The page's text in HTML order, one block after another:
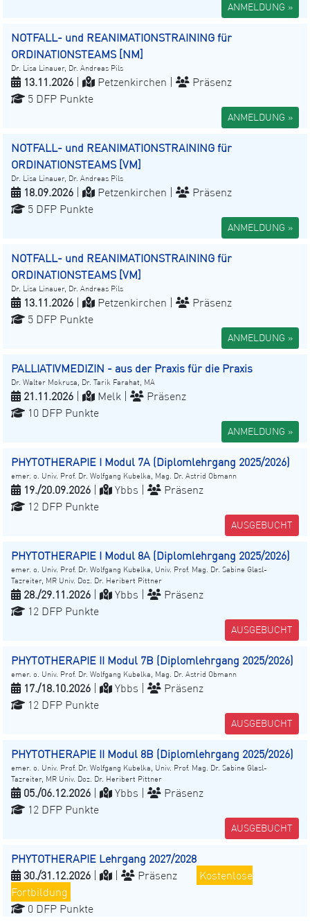
ANMELDUNG »
NOTFALL- und REANIMATIONSTRAINING für
ORDINATIONSTEAMS [NM]
Dr. Lisa Linauer, Dr. Andreas Pils
13.11.2026 Petzenkirchen |
Präsenz
5 DFP Punkte
ANMELDUNG »
NOTFALL- und REANIMATIONSTRAINING für
ORDINATIONSTEAMS [VM]
Dr. Lisa Linauer, Dr. Andreas Pils
18.09.2026 Petzenkirchen |
Präsenz
5 DFP Punkte
ANMELDUNG »
NOTFALL- und REANIMATIONSTRAINING für
ORDINATIONSTEAMS [VM]
Dr. Lisa Linauer, Dr. Andreas Pils
13.11.2026 Petzenkirchen |
Präsenz
5 DFP Punkte
ANMELDUNG »
PALLIATIVMEDIZIN - aus der Praxis für die Praxis
Dr. Walter Mokrusa, Dr. Tarik Farahat, MA
21.11.2026 Melk |
Präsenz
10 DFP Punkte
ANMELDUNG »
PHYTOTHERAPIE I Modul 7A (Diplomlehrgang 2025/2026)
emer. o. Univ. Prof. Dr. Wolfgang Kubelka, Mag. Dr. Astrid Obmann
19./20.09.2026 Ybbs |
Präsenz
12 DFP Punkte
AUSGEBUCHT
PHYTOTHERAPIE I Modul 8A (Diplomlehrgang 2025/2026)
emer. o. Univ. Prof. Dr. Wolfgang Kubelka, Univ. Prof. Mag. Dr. Sabine Glasl-
Tazreiter, MR Univ. Doz. Dr. Heribert Pittner
28./29.11.2026 Ybbs |
Präsenz
12 DFP Punkte
AUSGEBUCHT
PHYTOTHERAPIE II Modul 7B (Diplomlehrgang 2025/2026)
emer. o. Univ. Prof. Dr. Wolfgang Kubelka, Mag. Dr. Astrid Obmann
17./18.10.2026 Ybbs |
Präsenz
12 DFP Punkte
AUSGEBUCHT
PHYTOTHERAPIE II Modul 8B (Diplomlehrgang 2025/2026)
emer. o. Univ. Prof. Dr. Wolfgang Kubelka, Univ. Prof. Mag. Dr. Sabine Glasl-
Tazreiter, MR Univ. Doz. Dr. Heribert Pittner
05./06.12.2026 Ybbs |
Präsenz
12 DFP Punkte
AUSGEBUCHT
PHYTOTHERAPIE Lehrgang 2027/2028
30./31.12.2026
Präsenz
Kostenlose
Fortbildung
0 DFP Punkte